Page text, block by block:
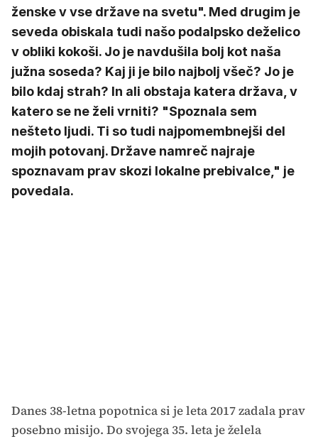
ženske v vse države na svetu". Med drugim je
seveda obiskala tudi našo podalpsko deželico
v obliki kokoši. Jo je navdušila bolj kot naša
južna soseda? Kaj ji je bilo najbolj všeč? Jo je
bilo kdaj strah? In ali obstaja katera država, v
katero se ne želi vrniti? "Spoznala sem
nešteto ljudi. Ti so tudi najpomembnejši del
mojih potovanj. Države namreč najraje
spoznavam prav skozi lokalne prebivalce," je
povedala.
Danes 38-letna popotnica si je leta 2017 zadala prav
posebno misijo. Do svojega 35. leta je želela